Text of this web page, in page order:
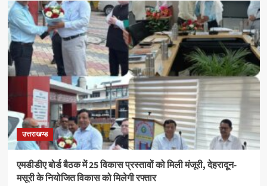
उत्तराखण्ड
एमडीडीए बोर्ड बैठक में 25 विकास प्रस्तावों को मिली मंजूरी, देहरादून-
मसूरी के नियोजित विकास को मिलेगी रफ्तार